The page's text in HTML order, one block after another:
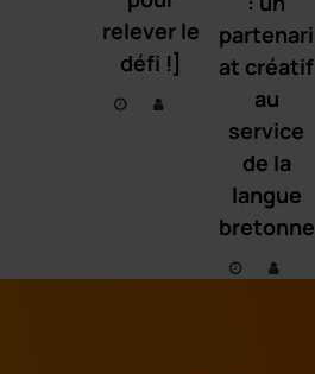
relever le
défi !]
partenari
at créatif
au
service
de la
langue
bretonne